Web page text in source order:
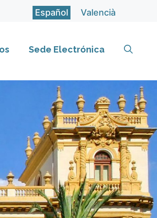
Español Valencià
Sede Electrónica